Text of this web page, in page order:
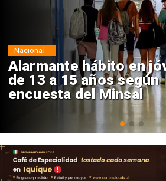
Aprueban creación del
Sebastián Piñera con
de $4 mil millones
Regiones